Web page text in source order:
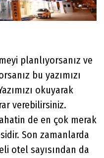
planlıyorsanız ve
bu yazımızı
okuyarak
verebilirsiniz.
de en çok merak
Son zamanlarda
otel sayısından da